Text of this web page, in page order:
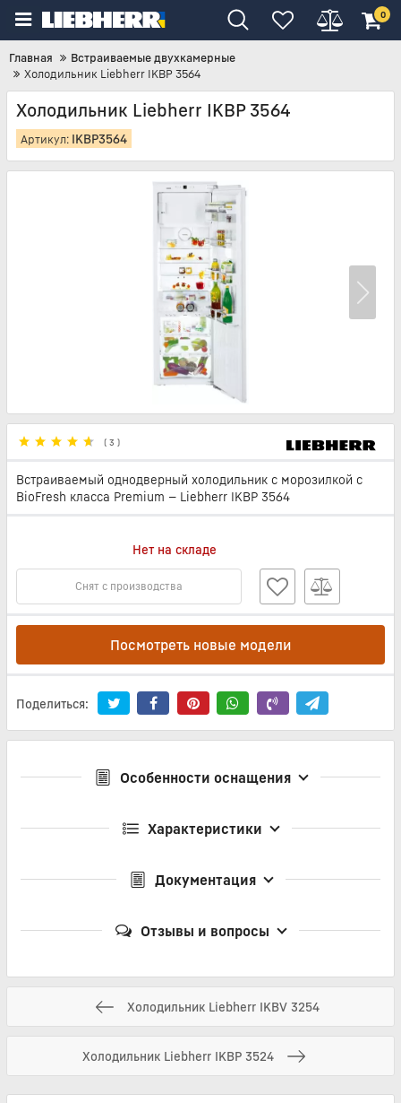
0
Главная
Встраиваемые двухкамерные
Холодильник Liebherr IKBP 3564
Холодильник Liebherr IKBP 3564
Артикул: IKBP3564
( 3 )
Встраиваемый однодверный холодильник с морозилкой с
BioFresh класса Premium — Liebherr IKBP 3564
Нет на складе
Снят с производства
Посмотреть новые модели
Поделиться:
Особенности оснащения
Характеристики
Документация
Отзывы и вопросы
Холодильник Liebherr IKBV 3254
Холодильник Liebherr IKBP 3524